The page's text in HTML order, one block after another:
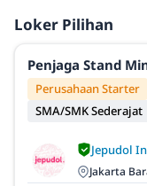
Loker Pilihan
Penjaga Stand
Perusahaan Starter
SMA/SMK Sederajat
Jepudol
Jakarta